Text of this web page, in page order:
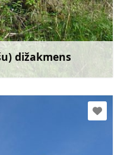
dižakmens
Uzzināt vairāk